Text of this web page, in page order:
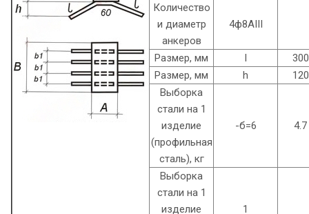
Количество
и диаметр
анкеров
4ф8AIII
Размер, мм l
300
Размер, мм
h
120
Выборка
стали на 1
изделие
(профильная
сталь), кг
-б=6 4.7
Выборка
стали на 1
изделие
1